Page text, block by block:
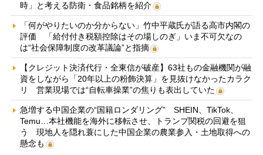
時」と考える防衛・食品銘柄を紹介
「何がやりたいのか分からない」竹中平蔵氏が語る高市内閣の
評価 「給付付き税額控除はその場しのぎ」いま不可欠なの
は“社会保障制度の改革議論”と指摘
【クレジット決済代行・全東信が破産】63社もの金融機関が融
資をしながら「20年以上の粉飾決算」を見抜けなかったカラク
リ 営業現場では“自転車操業”の焦りも表出していた
急増する中国企業の“国籍ロンダリング” SHEIN、TikTok、
Temu…本社機能を海外に移転させ、トランプ関税の回避を狙
う 現地人を隠れ蓑にした中国企業の農業参入・土地取得への
懸念も